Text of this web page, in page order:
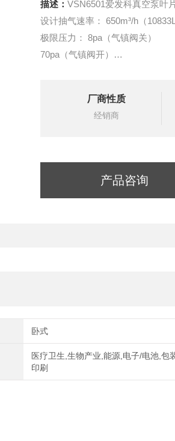
描述： VSN6501爱发科真空泵叶
设计抽气速率： 650m³/h（
极限压力： 8pa（气镇阀关）
70pa（气镇阀开）
厂商性质
经销商
产品咨询
卧式
医疗卫生,生物产业,能源,电子/电池,包
印刷